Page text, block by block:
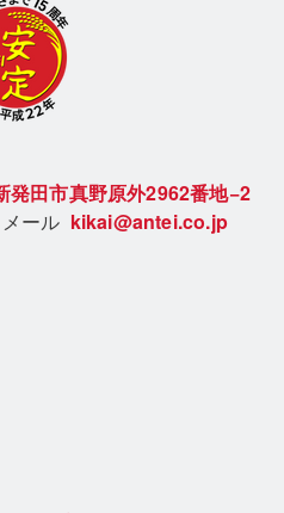
発田市真野原外2962番地−2
メール kikai@antei.co.jp